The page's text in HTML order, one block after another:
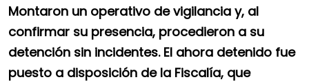
Montaron un operativo de vigilancia y, al
confirmar su presencia, procedieron a su
detención sin incidentes. El ahora detenido fue
puesto a disposición de la Fiscalía, que